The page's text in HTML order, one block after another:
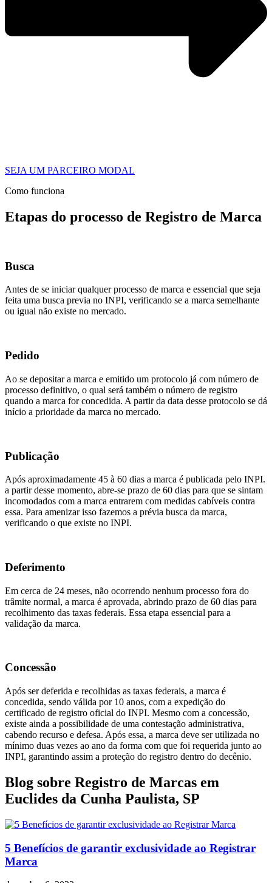
SEJA UM PARCEIRO MODAL
Como funciona
Etapas do processo de Registro de Marca
Busca
Antes de se iniciar qualquer processo de marca e essencial que seja
feita uma busca previa no INPI, verificando se a marca semelhante
ou igual não existe no mercado.
Pedido
Ao se depositar a marca e emitido um protocolo já com número de
processo definitivo, o qual será também o número de registro
quando a marca for concedida. A partir da data desse protocolo se dá
início a prioridade da marca no mercado.
Publicação
Após aproximadamente 45 à 60 dias a marca é publicada pelo INPI.
a partir desse momento, abre-se prazo de 60 dias para que se sintam
incomodados com a marca entrarem com medidas cabíveis contra
essa. Para amenizar isso fazemos a prévia busca da marca,
verificando o que existe no INPI.
Deferimento
Em cerca de 24 meses, não ocorrendo nenhum processo fora do
trâmite normal, a marca é aprovada, abrindo prazo de 60 dias para
recolhimento das taxas federais. Essa etapa essencial para a
validação da marca.
Concessão
Após ser deferida e recolhidas as taxas federais, a marca é
concedida, sendo válida por 10 anos, com a expedição do
certificado de registro oficial do INPI. Mesmo com a concessão,
existe ainda a possibilidade de uma contestação administrativa,
cabendo recurso e defesa. Após essa, a marca deve ser utilizada no
mínimo duas vezes ao ano da forma com que foi requerida junto ao
INPI, garantindo assim a proteção do registro dentro do decênio.
Blog sobre Registro de Marcas em
Euclides da Cunha Paulista, SP
5 Benefícios de garantir exclusividade ao Registrar
Marca